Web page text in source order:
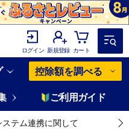
ログイン 新規登録 カート
控除額を調べる
ご利用ガイド
ステム連携に関して